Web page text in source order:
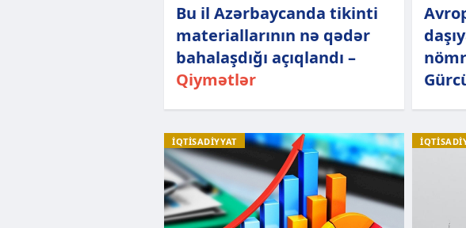
Bu il Azərbaycanda tikinti
materiallarının nə qədər
bahalaşdığı açıqlandı –
Qiymətlər
İQTİSADİYYAT